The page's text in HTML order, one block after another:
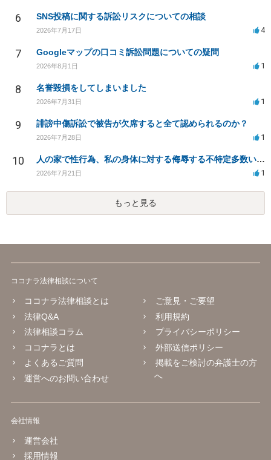
6 SNS投稿に関する訴訟リスクについての相談
2026年7月17日 4
7 Googleマップの口コミ訴訟問題についての疑問
2026年8月1日 1
8 名誉毀損をしてしまいました
2026年7月31日 1
9 誹謗中傷訴訟で被告が欠席すると全て認められるのか？
2026年7月28日 1
10 人の家で性行為、私の身体に対する侮辱する不特定多数いる生配信での放送の発言について。
2026年7月21日 1
もっと見る
ココナラ法律相談について
ココナラ法律相談とは
法律Q&A
法律相談コラム
ココナラとは
よくあるご質問
運営へのお問い合わせ
ご意見・ご要望
利用規約
プライバシーポリシー
外部送信ポリシー
掲載をご検討の弁護士の方
へ
会社情報
運営会社
採用情報